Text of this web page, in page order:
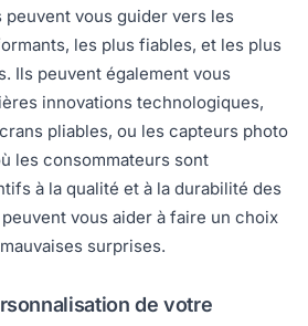
vous guider vers les
les plus fiables, et les plus
Ils peuvent également vous
innovations technologiques,
pliables, ou les capteurs photo
les consommateurs sont
à la qualité et à la durabilité des
vous aider à faire un choix
surprises.
de votre